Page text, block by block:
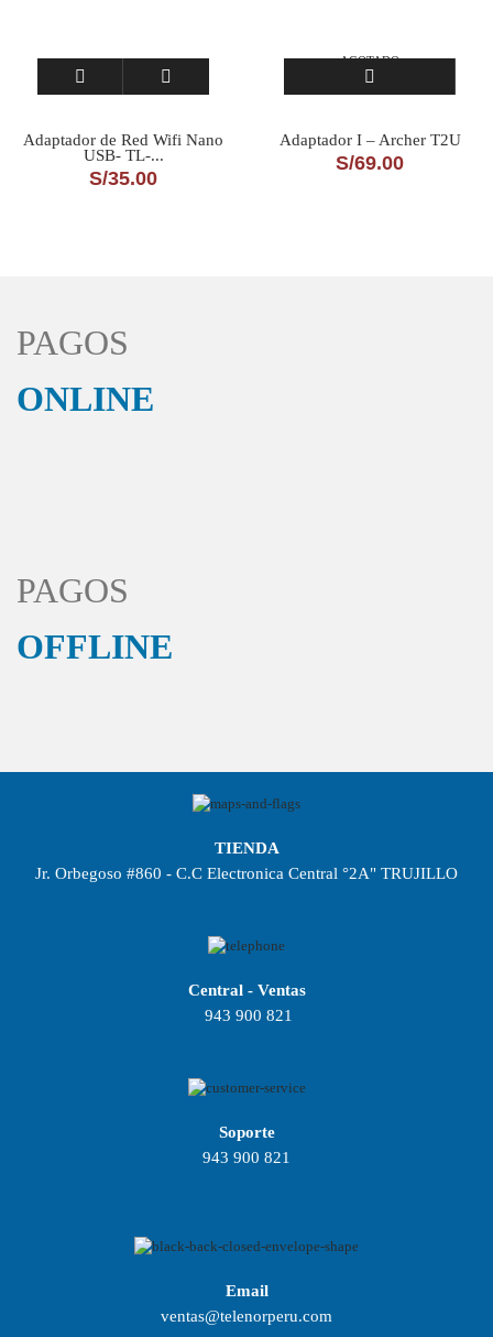
Adaptador de Red Wifi Nano
USB- TL-...
S/35.00
AGOTADO
Adaptador I – Archer T2U
S/69.00
PAGOS
ONLINE
PAGOS
OFFLINE
TIENDA
Jr. Orbegoso #860 - C.C Electronica Central °2A" TRUJILLO
Central - Ventas
943 900 821
Soporte
943 900 821
Email
ventas@telenorperu.com